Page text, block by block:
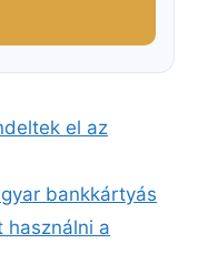
el az
bankkártyás
használni a